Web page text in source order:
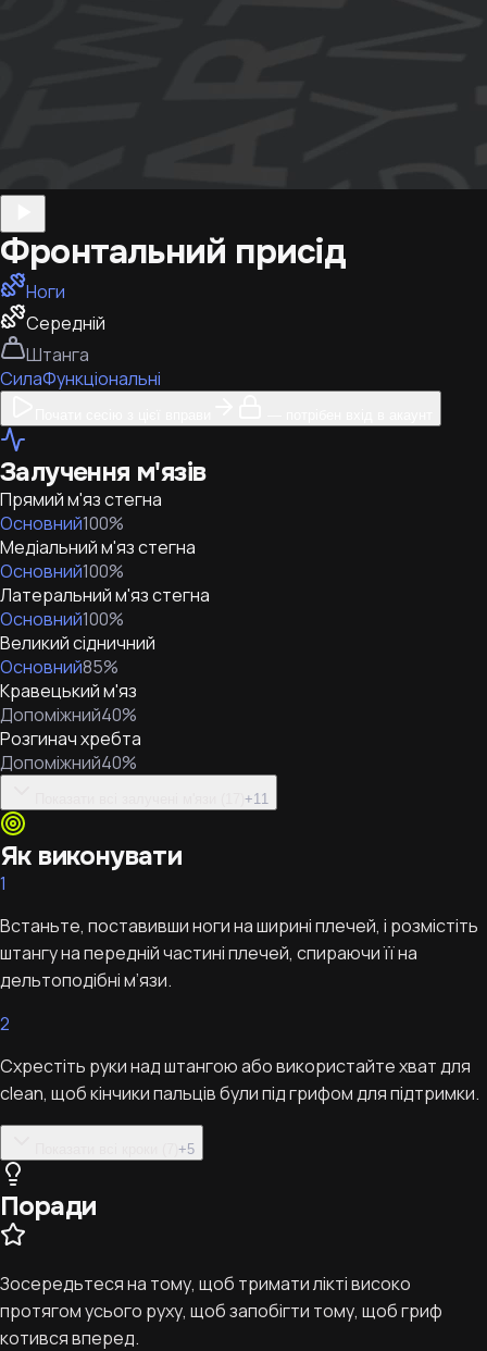
Фронтальний присід
Ноги
Середній
Штанга
СилаФункціональні
Залучення м'язів
Прямий м'яз стегна
Основний100%
Медіальний м'яз стегна
Основний100%
Латеральний м'яз стегна
Основний100%
Великий сідничний
Основний85%
Кравецький м'яз
Допоміжний40%
Розгинач хребта
Допоміжний40%
+11
Як виконувати
1
Встаньте, поставивши ноги на ширині плечей, і розмістіть
штангу на передній частині плечей, спираючи її на
дельтоподібні м’язи.
2
Схрестіть руки над штангою або використайте хват для
clean, щоб кінчики пальців були під грифом для підтримки.
+5
Поради
Зосередьтеся на тому, щоб тримати лікті високо
протягом усього руху, щоб запобігти тому, щоб гриф
котився вперед.